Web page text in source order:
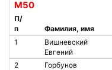
М50
П/
п
Фамилия, имя
1
Вишневский
Евгений
2
Горбунов